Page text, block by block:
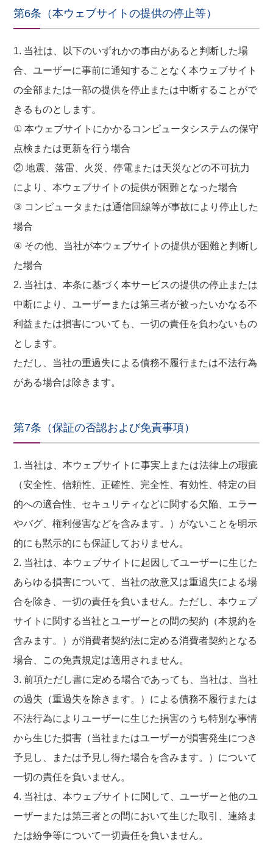
第6条（本ウェブサイトの提供の停止等）
1. 当社は、以下のいずれかの事由があると判断した場
合、ユーザーに事前に通知することなく本ウェブサイト
の全部または一部の提供を停止または中断することがで
きるものとします。
① 本ウェブサイトにかかるコンピュータシステムの保守
点検または更新を行う場合
② 地震、落雷、火災、停電または天災などの不可抗力
により、本ウェブサイトの提供が困難となった場合
③ コンピュータまたは通信回線等が事故により停止した
場合
④ その他、当社が本ウェブサイトの提供が困難と判断し
た場合
2. 当社は、本条に基づく本サービスの提供の停止または
中断により、ユーザーまたは第三者が被ったいかなる不
利益または損害についても、一切の責任を負わないもの
とします。
ただし、当社の重過失による債務不履行または不法行為
がある場合は除きます。
第7条（保証の否認および免責事項）
1. 当社は、本ウェブサイトに事実上または法律上の瑕疵
（安全性、信頼性、正確性、完全性、有効性、特定の目
的への適合性、セキュリティなどに関する欠陥、エラー
やバグ、権利侵害などを含みます。）がないことを明示
的にも黙示的にも保証しておりません。
2. 当社は、本ウェブサイトに起因してユーザーに生じた
あらゆる損害について、当社の故意又は重過失による場
合を除き、一切の責任を負いません。ただし、本ウェブ
サイトに関する当社とユーザーとの間の契約（本規約を
含みます。）が消費者契約法に定める消費者契約となる
場合、この免責規定は適用されません。
3. 前項ただし書に定める場合であっても、当社は、当社
の過失（重過失を除きます。）による債務不履行または
不法行為によりユーザーに生じた損害のうち特別な事情
から生じた損害（当社またはユーザーが損害発生につき
予見し、または予見し得た場合を含みます。）について
一切の責任を負いません。
4. 当社は、本ウェブサイトに関して、ユーザーと他のユ
ーザーまたは第三者との間において生じた取引、連絡ま
たは紛争等について一切責任を負いません。